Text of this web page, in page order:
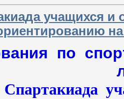
учащихся и
по
Спартакиада